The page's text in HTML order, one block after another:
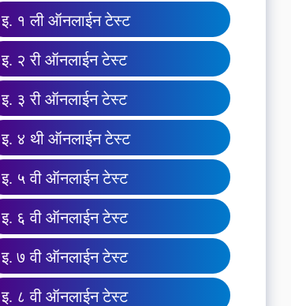
इ. १ ली ऑनलाईन टेस्ट
इ. २ री ऑनलाईन टेस्ट
इ. ३ री ऑनलाईन टेस्ट
इ. ४ थी ऑनलाईन टेस्ट
इ. ५ वी ऑनलाईन टेस्ट
इ. ६ वी ऑनलाईन टेस्ट
इ. ७ वी ऑनलाईन टेस्ट
इ. ८ वी ऑनलाईन टेस्ट